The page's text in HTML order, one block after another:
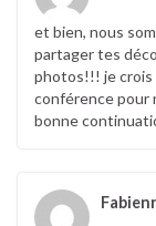
et bien, nous
partager tes
photos!!! je crois
conférence pour
bonne